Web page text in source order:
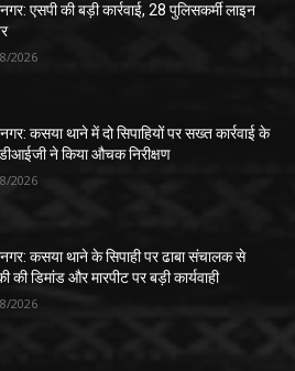
एसपी की बड़ी कार्रवाई, 28 पुलिसकर्मी लाइन
2026
कसया थाने में दो सिपाहियों पर सख्त कार्रवाई के
ने किया औचक निरीक्षण
2026
कसया थाने के सिपाही पर ढाबा संचालक से
की डिमांड और मारपीट पर बड़ी कार्यवाही
2026